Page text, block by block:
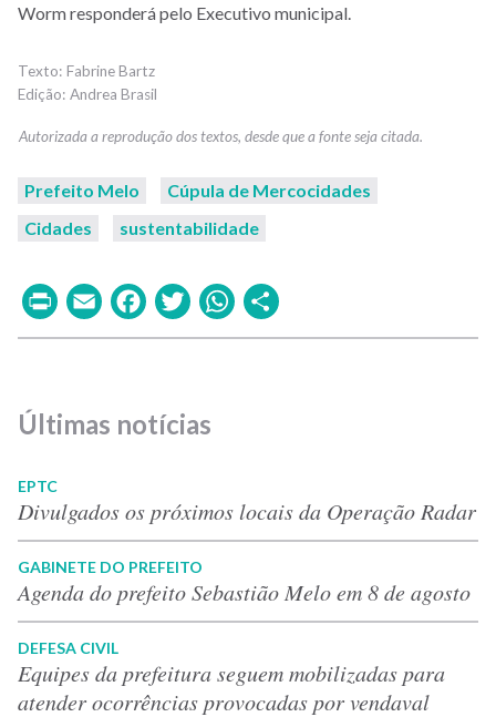
Worm responderá pelo Executivo municipal.
Fabrine Bartz
Andrea Brasil
Prefeito Melo
Cúpula de Mercocidades
Cidades
sustentabilidade
PrintEmailFacebook
TwitterWhatsApp
Últimas notícias
EPTC
Divulgados os próximos locais da Operação Radar
GABINETE DO PREFEITO
Agenda do prefeito Sebastião Melo em 8 de agosto
DEFESA CIVIL
Equipes da prefeitura seguem mobilizadas para
atender ocorrências provocadas por vendaval